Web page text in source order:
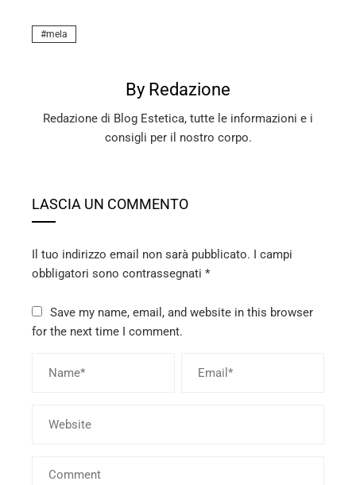
mela
By Redazione
Redazione di Blog Estetica, tutte le informazioni e i
consigli per il nostro corpo.
LASCIA UN COMMENTO
Il tuo indirizzo email non sarà pubblicato. I campi
obbligatori sono contrassegnati *
Save my name, email, and website in this browser
for the next time I comment.